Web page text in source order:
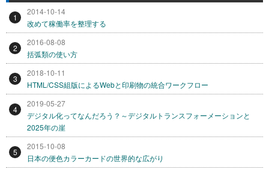
1
2014-10-14
改めて稼働率を整理する
2
2016-08-08
括弧類の使い方
3
2018-10-11
HTML/CSS組版によるWebと印刷物の統合ワークフロー
4
2019-05-27
デジタル化ってなんだろう？～デジタルトランスフォーメーションと
2025年の崖
5
2015-10-08
日本の便色カラーカードの世界的な広がり